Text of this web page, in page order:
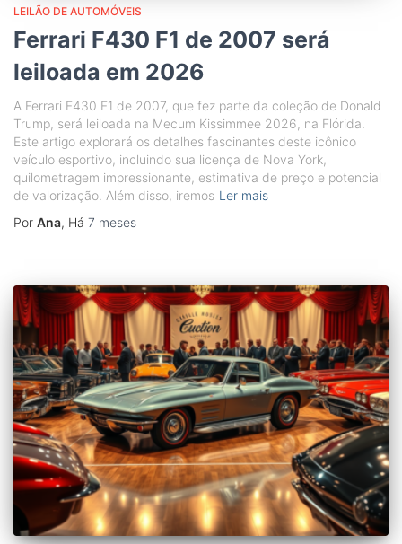
LEILÃO DE AUTOMÓVEIS
Ferrari F430 F1 de 2007 será
leiloada em 2026
A Ferrari F430 F1 de 2007, que fez parte da coleção de Donald
Trump, será leiloada na Mecum Kissimmee 2026, na Flórida.
Este artigo explorará os detalhes fascinantes deste icônico
veículo esportivo, incluindo sua licença de Nova York,
quilometragem impressionante, estimativa de preço e potencial
de valorização. Além disso, iremos Ler mais
Por Ana, Há 7 meses